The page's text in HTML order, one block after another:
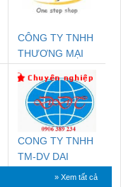
CÔNG TY TNHH
THƯƠNG MẠI
NAM
CONG TY TNHH
TM-DV DAI
DONG THANH
» Xem tất cả